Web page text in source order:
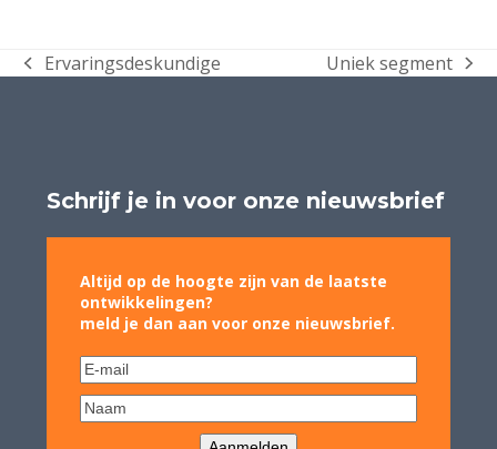
previous
Ervaringsdeskundige
next
Uniek segment
Schrijf je in voor onze nieuwsbrief
Altijd op de hoogte zijn van de laatste
ontwikkelingen?
meld je dan aan voor onze nieuwsbrief.